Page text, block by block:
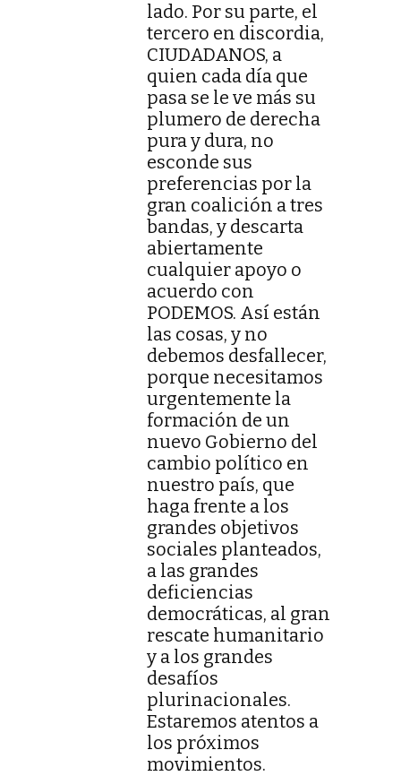
lado. Por su parte, el
tercero en discordia,
CIUDADANOS, a
quien cada día que
pasa se le ve más su
plumero de derecha
pura y dura, no
esconde sus
preferencias por la
gran coalición a tres
bandas, y descarta
abiertamente
cualquier apoyo o
acuerdo con
PODEMOS. Así están
las cosas, y no
debemos desfallecer,
porque necesitamos
urgentemente la
formación de un
nuevo Gobierno del
cambio político en
nuestro país, que
haga frente a los
grandes objetivos
sociales planteados,
a las grandes
deficiencias
democráticas, al gran
rescate humanitario
y a los grandes
desafíos
plurinacionales.
Estaremos atentos a
los próximos
movimientos.